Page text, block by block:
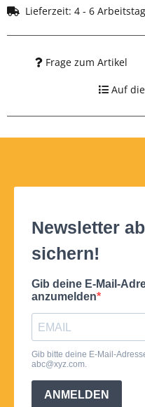
Lieferzeit: 4 - 6
Frage zum Artikel
Auf